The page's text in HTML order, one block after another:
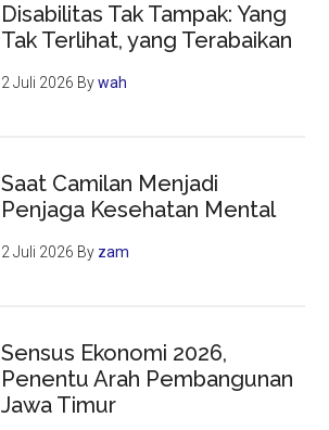
Disabilitas Tak Tampak: Yang
Tak Terlihat, yang Terabaikan
2 Juli 2026 Bywah
Saat Camilan Menjadi
Penjaga Kesehatan Mental
2 Juli 2026 By zam
Sensus Ekonomi 2026,
Penentu Arah Pembangunan
Jawa Timur